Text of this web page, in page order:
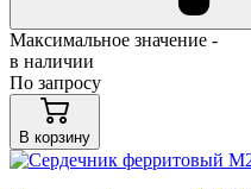
Максимальное значение -
в наличии
По запросу
В корзину